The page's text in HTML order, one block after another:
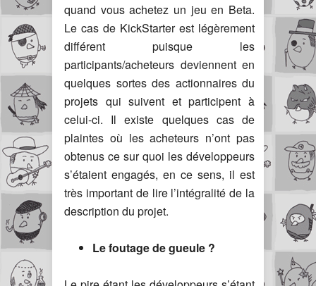
quand vous achetez un jeu en Beta.
Le cas de KickStarter est légèrement
différent puisque les
participants/acheteurs deviennent en
quelques sortes des actionnaires du
projets qui suivent et participent à
celui-ci. Il existe quelques cas de
plaintes où les acheteurs n’ont pas
obtenus ce sur quoi les développeurs
s’étaient engagés, en ce sens, il est
très important de lire l’intégralité de la
description du projet.
Le foutage de gueule ?